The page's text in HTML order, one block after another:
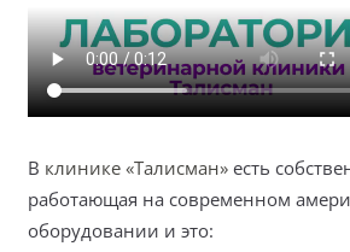
В клинике «Талисман»есть
работающая на современном
оборудовании и это: